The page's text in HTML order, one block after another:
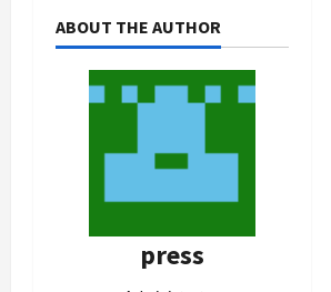
ABOUT THE AUTHOR
press